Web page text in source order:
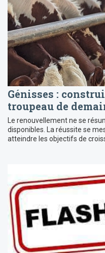
Génisses :
troupeau de
Le renouvellement ne se
disponibles. La réussite se
atteindre les objectifs de